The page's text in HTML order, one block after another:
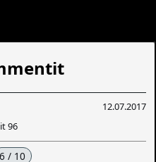
12.07.2017
96
6 / 10